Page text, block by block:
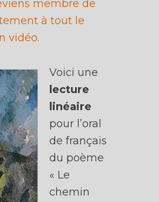
membre de
à tout le
vidéo.
Voici une
lecture
linéaire
pour l’oral
de français
du poème
« Le
chemin